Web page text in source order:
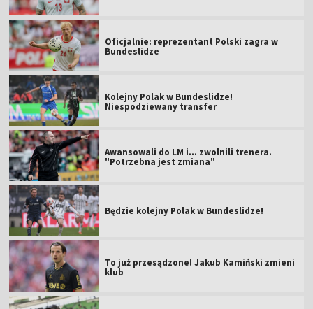
Oficjalnie: reprezentant Polski zagra w
Bundeslidze
Kolejny Polak w Bundeslidze!
Niespodziewany transfer
Awansowali do LM i... zwolnili trenera.
"Potrzebna jest zmiana"
Będzie kolejny Polak w Bundeslidze!
To już przesądzone! Jakub Kamiński zmieni
klub